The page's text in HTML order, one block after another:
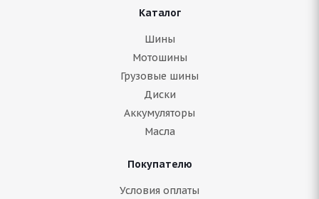
Каталог
Шины
Мотошины
Грузовые шины
Диски
Аккумуляторы
Масла
Покупателю
Условия оплаты